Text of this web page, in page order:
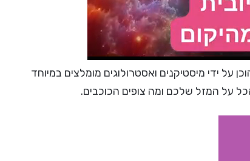
על ידי מיסטיקנים ואסטרולוגים מומלצים במיוחד
על המזל שלכם ומה צופים הכוכבים.